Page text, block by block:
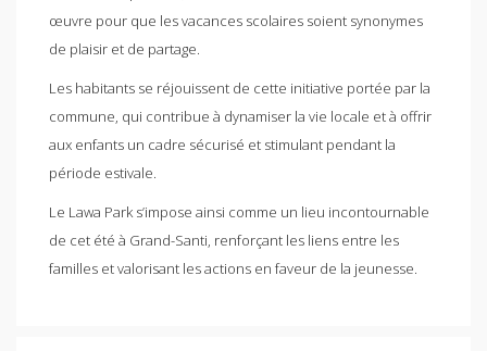
œuvre pour que les vacances scolaires soient synonymes
de plaisir et de partage.
Les habitants se réjouissent de cette initiative portée par la
commune, qui contribue à dynamiser la vie locale et à offrir
aux enfants un cadre sécurisé et stimulant pendant la
période estivale.
Le Lawa Park s’impose ainsi comme un lieu incontournable
de cet été à Grand-Santi, renforçant les liens entre les
familles et valorisant les actions en faveur de la jeunesse.